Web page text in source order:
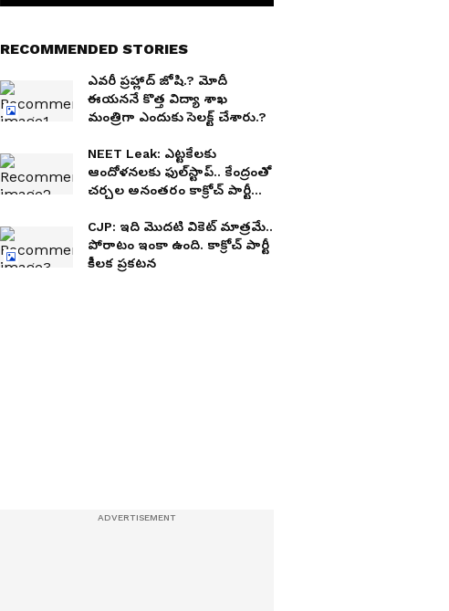
RECOMMENDED STORIES
ఎవరీ ప్రహ్లాద్ జోషి.? మోదీ
ఈయననే కొత్త విద్యా శాఖ
మంత్రిగా ఎందుకు సెలక్ట్ చేశారు.?
NEET Leak: ఎట్టకేలకు
ఆందోళనలకు ఫుల్‌స్టాప్‌.. కేంద్రంతో
చ‌ర్చ‌ల అనంత‌రం కాక్రోచ్ పార్టీ
CJP: ఇది మొద‌టి వికెట్ మాత్ర‌మే..
పోరాటం ఇంకా ఉంది. కాక్రోచ్ పార్టీ
కీల‌క ప్ర‌క‌ట‌న